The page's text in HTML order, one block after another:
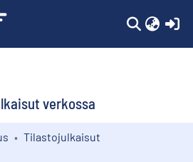
verkossa
Tilastojulkaisut